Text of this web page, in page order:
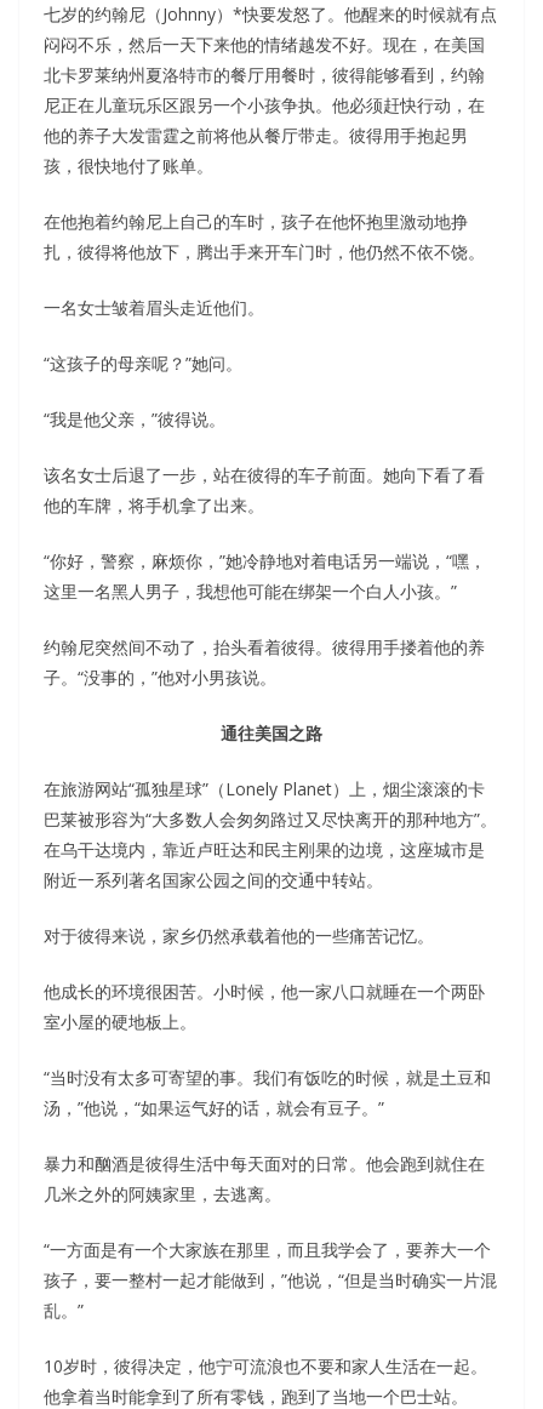
七岁的约翰尼（Johnny）*快要发怒了。他醒来的时候就有点
闷闷不乐，然后一天下来他的情绪越发不好。现在，在美国
北卡罗莱纳州夏洛特市的餐厅用餐时，彼得能够看到，约翰
尼正在儿童玩乐区跟另一个小孩争执。他必须赶快行动，在
他的养子大发雷霆之前将他从餐厅带走。彼得用手抱起男
孩，很快地付了账单。
在他抱着约翰尼上自己的车时，孩子在他怀抱里激动地挣
扎，彼得将他放下，腾出手来开车门时，他仍然不依不饶。
一名女士皱着眉头走近他们。
“这孩子的母亲呢？”她问。
“我是他父亲，”彼得说。
该名女士后退了一步，站在彼得的车子前面。她向下看了看
他的车牌，将手机拿了出来。
“你好，警察，麻烦你，”她冷静地对着电话另一端说，“嘿，
这里一名黑人男子，我想他可能在绑架一个白人小孩。”
约翰尼突然间不动了，抬头看着彼得。彼得用手搂着他的养
子。“没事的，”他对小男孩说。
通往美国之路
在旅游网站“孤独星球”（Lonely Planet）上，烟尘滚滚的卡
巴莱被形容为“大多数人会匆匆路过又尽快离开的那种地方”。
在乌干达境内，靠近卢旺达和民主刚果的边境，这座城市是
附近一系列著名国家公园之间的交通中转站。
对于彼得来说，家乡仍然承载着他的一些痛苦记忆。
他成长的环境很困苦。小时候，他一家八口就睡在一个两卧
室小屋的硬地板上。
“当时没有太多可寄望的事。我们有饭吃的时候，就是土豆和
汤，”他说，“如果运气好的话，就会有豆子。”
暴力和酗酒是彼得生活中每天面对的日常。他会跑到就住在
几米之外的阿姨家里，去逃离。
“一方面是有一个大家族在那里，而且我学会了，要养大一个
孩子，要一整村一起才能做到，”他说，“但是当时确实一片混
乱。”
10岁时，彼得决定，他宁可流浪也不要和家人生活在一起。
他拿着当时能拿到了所有零钱，跑到了当地一个巴士站。